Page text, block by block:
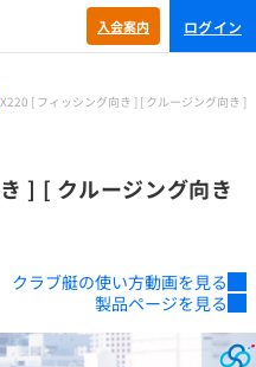
入会案内 ログイン
[ フィッシング向き ] [ クルージング向き ]
] [ クルージング向き
クラブ艇の使い方動画を見る
製品ページを見る